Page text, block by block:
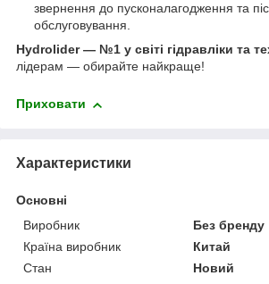
звернення до пусконалагодження та
обслуговування.
Hydrolider — №1 у світі гідравліки та
лідерам — обирайте найкраще!
Приховати
Характеристики
Основні
Виробник
Без бренду
Країна виробник
Китай
Стан
Новий